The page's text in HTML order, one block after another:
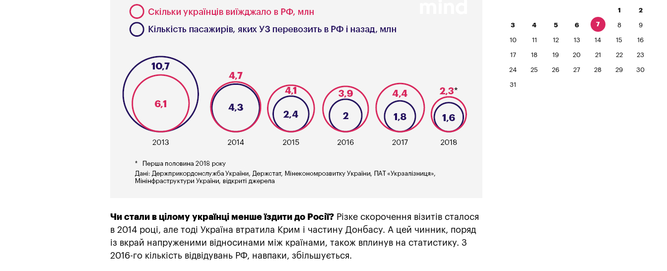
Чи стали в цілому українці менше їздити до Росії? Різке скорочення візитів сталося
в 2014 році, але тоді Україна втратила Крим і частину Донбасу. А цей чинник, поряд
із вкрай напруженими відносинами між країнами, також вплинув на статистику. З
2016-го кількість відвідувань РФ, навпаки, збільшується.
1 2
3 4 5 6 7 8 9
10 11 12 13 14 15 16
17 18 19 20 21 22 23
24 25 26 27 28 29 30
31